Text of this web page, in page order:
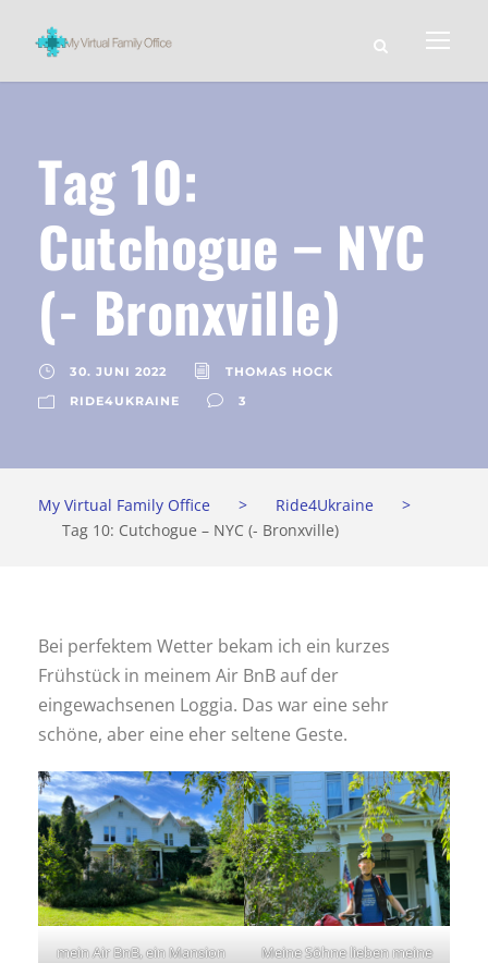
Tag 10:
Cutchogue – NYC
(- Bronxville)
30. JUNI 2022
THOMAS HOCK
RIDE4UKRAINE
3
My Virtual Family Office > Ride4Ukraine
>
Tag 10: Cutchogue – NYC (- Bronxville)
Bei perfektem Wetter bekam ich ein kurzes
Frühstück in meinem Air BnB auf der
eingewachsenen Loggia. Das war eine sehr
schöne, aber eine eher seltene Geste.
mein Air BnB, ein Mansion
Meine Söhne lieben meine